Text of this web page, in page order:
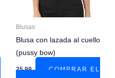
Blusas
Blusa con lazada al cuello
(pussy bow)
25,99
COMPRAR EL